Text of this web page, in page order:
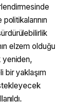
elzem olduğu
yeniden,
bir yaklaşım